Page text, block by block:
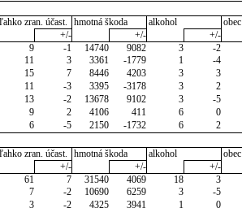
ľahko zran. účast. hmotná škoda alkohol
obec
+/- +/- +/-
9 -1 14740 9082 3 -2
11 3 3361 -1779 1 -4
15 7 8446 4203 3 3
11 -3 3395 -3178 3 2
13 -2 13678 9102 3 -5
9 2 4106 411 6 0
6 -5 2150 -1732 6 2
ľahko zran. účast. hmotná škoda alkohol
obec
+/- +/- +/-
61 7 31540 4069 18 3
7 -2 10690 6259 3 -5
3 -2 4325 3941 1 0